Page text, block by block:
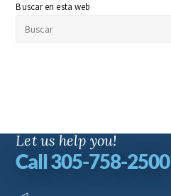
Buscar en esta web
Let us help you!
Call 305-758-2500